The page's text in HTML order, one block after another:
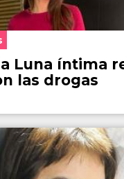
Luna íntima
las drogas